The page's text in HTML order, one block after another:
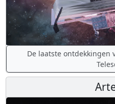
De laatste ontdekkingen